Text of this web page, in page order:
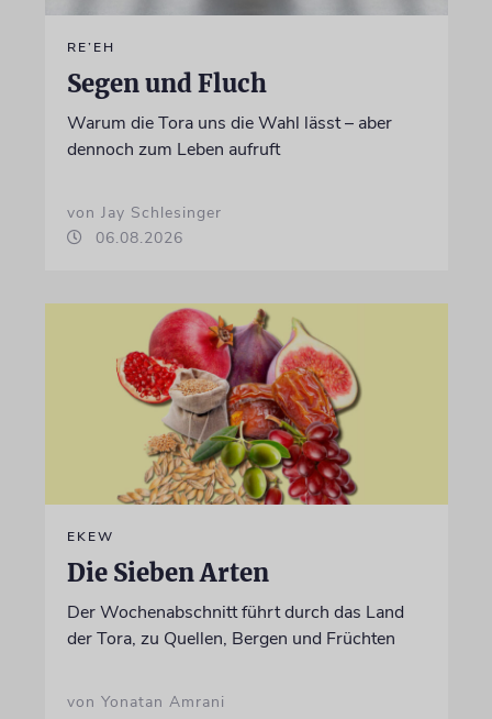
RE’EH
Segen und Fluch
Warum die Tora uns die Wahl lässt – aber
dennoch zum Leben aufruft
von Jay Schlesinger
06.08.2026
EKEW
Die Sieben Arten
Der Wochenabschnitt führt durch das Land
der Tora, zu Quellen, Bergen und Früchten
von Yonatan Amrani